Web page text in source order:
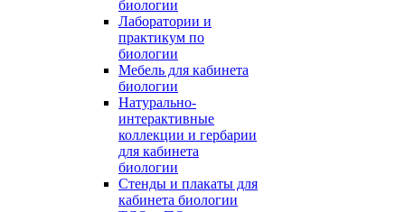
биологии
Лаборатории и
практикум по
биологии
Мебель для кабинета
биологии
Натурально-
интерактивные
коллекции и гербарии
для кабинета
биологии
Стенды и плакаты для
кабинета биологии